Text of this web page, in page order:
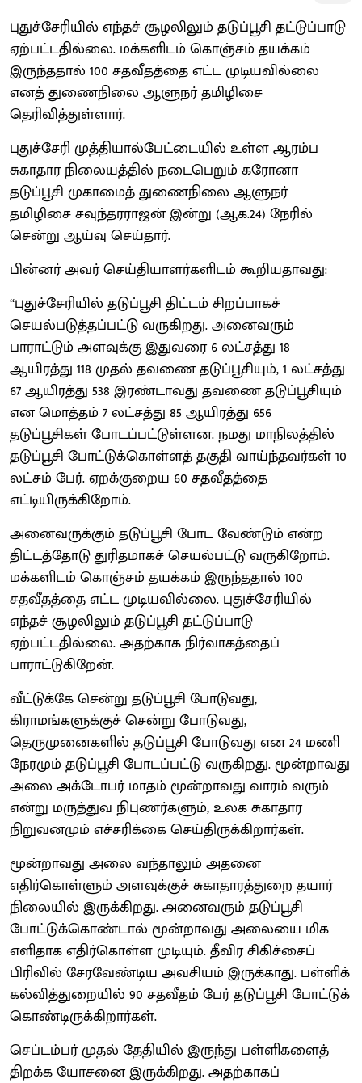
புதுச்சேரியில் எந்தச் சூழலிலும் தடுப்பூசி தட்டுப்பாடு
ஏற்பட்டதில்லை. மக்களிடம் கொஞ்சம் தயக்கம்
இருந்ததால் 100 சதவீதத்தை எட்ட முடியவில்லை
எனத் துணைநிலை ஆளுநர் தமிழிசை
தெரிவித்துள்ளார்.
புதுச்சேரி முத்தியால்பேட்டையில் உள்ள ஆரம்ப
சுகாதார நிலையத்தில் நடைபெறும் கரோனா
தடுப்பூசி முகாமைத் துணைநிலை ஆளுநர்
தமிழிசை சவுந்தரராஜன் இன்று (ஆக.24) நேரில்
சென்று ஆய்வு செய்தார்.
பின்னர் அவர் செய்தியாளர்களிடம் கூறியதாவது:
‘‘புதுச்சேரியில் தடுப்பூசி திட்டம் சிறப்பாகச்
செயல்படுத்தப்பட்டு வருகிறது. அனைவரும்
பாராட்டும் அளவுக்கு இதுவரை 6 லட்சத்து 18
ஆயிரத்து 118 முதல் தவணை தடுப்பூசியும், 1 லட்சத்து
67 ஆயிரத்து 538 இரண்டாவது தவணை தடுப்பூசியும்
என மொத்தம் 7 லட்சத்து 85 ஆயிரத்து 656
தடுப்பூசிகள் போடப்பட்டுள்ளன. நமது மாநிலத்தில்
தடுப்பூசி போட்டுக்கொள்ளத் தகுதி வாய்ந்தவர்கள் 10
லட்சம் பேர். ஏறக்குறைய 60 சதவீதத்தை
எட்டியிருக்கிறோம்.
அனைவருக்கும் தடுப்பூசி போட வேண்டும் என்ற
திட்டத்தோடு துரிதமாகச் செயல்பட்டு வருகிறோம்.
மக்களிடம் கொஞ்சம் தயக்கம் இருந்ததால் 100
சதவீதத்தை எட்ட முடியவில்லை. புதுச்சேரியில்
எந்தச் சூழலிலும் தடுப்பூசி தட்டுப்பாடு
ஏற்பட்டதில்லை. அதற்காக நிர்வாகத்தைப்
பாராட்டுகிறேன்.
வீட்டுக்கே சென்று தடுப்பூசி போடுவது,
கிராமங்களுக்குச் சென்று போடுவது,
தெருமுனைகளில் தடுப்பூசி போடுவது என 24 மணி
நேரமும் தடுப்பூசி போடப்பட்டு வருகிறது. மூன்றாவது
அலை அக்டோபர் மாதம் மூன்றாவது வாரம் வரும்
என்று மருத்துவ நிபுணர்களும், உலக சுகாதார
நிறுவனமும் எச்சரிக்கை செய்திருக்கிறார்கள்.
மூன்றாவது அலை வந்தாலும் அதனை
எதிர்கொள்ளும் அளவுக்குச் சுகாதாரத்துறை தயார்
நிலையில் இருக்கிறது. அனைவரும் தடுப்பூசி
போட்டுக்கொண்டால் மூன்றாவது அலையை மிக
எளிதாக எதிர்கொள்ள முடியும். தீவிர சிகிச்சைப்
பிரிவில் சேரவேண்டிய அவசியம் இருக்காது. பள்ளிக்
கல்வித்துறையில் 90 சதவீதம் பேர் தடுப்பூசி போட்டுக்
கொண்டிருக்கிறார்கள்.
செப்டம்பர் முதல் தேதியில் இருந்து பள்ளிகளைத்
திறக்க யோசனை இருக்கிறது. அதற்காகப்